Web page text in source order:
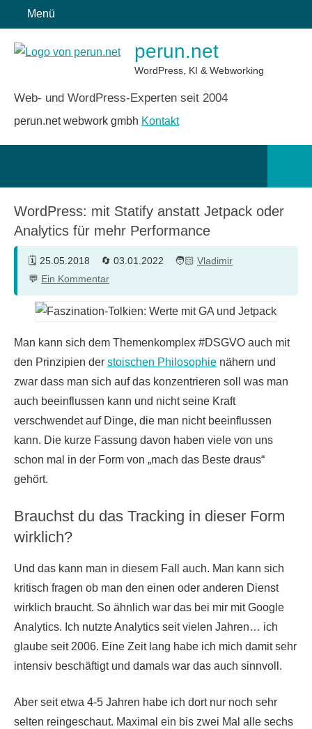
Inhalt
springen
Menü
perun.net
WordPress, KI & Webworking
Web- und WordPress-Experten seit 2004
perun.net webwork gmbh Kontakt
WordPress: mit Statify anstatt Jetpack oder
Analytics für mehr Performance
25.05.2018 03.01.2022
Vladimir
Ein Kommentar
Man kann sich dem Themenkomplex #DSGVO auch mit
den Prinzipien der stoischen Philosophie nähern und
zwar dass man sich auf das konzentrieren soll was man
auch beeinflussen kann und nicht seine Kraft
verschwendet auf Dinge, die man nicht beeinflussen
kann. Die kurze Fassung davon haben viele von uns
schon mal in der Form von
mach das Beste draus
gehört.
Brauchst du das Tracking in dieser Form
wirklich?
Und das kann man in diesem Fall auch. Man kann sich
kritisch fragen ob man den einen oder anderen Dienst
wirklich braucht. So ähnlich war das bei mir mit Google
Analytics. Ich nutzte Analytics seit vielen Jahren… ich
glaube seit 2006. Eine Zeit lang habe ich mich damit sehr
intensiv beschäftigt und damals war das auch sinnvoll.
Aber seit etwa 4-5 Jahren habe ich dort nur noch sehr
selten reingeschaut. Maximal ein bis zwei Mal alle sechs